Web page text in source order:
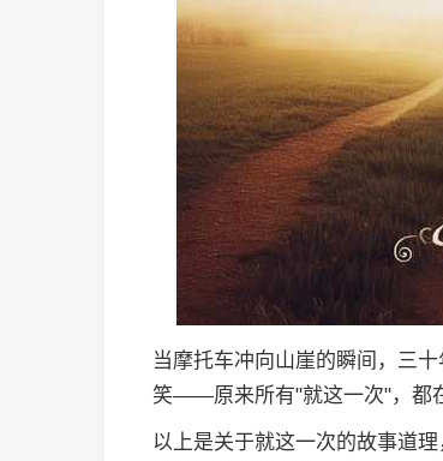
当摩托车冲向山崖的瞬间，三
笑——原来所有"就这一次"，都
以上是关于就这一次的故事道